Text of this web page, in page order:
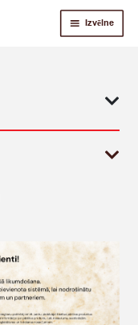
Izvēlne